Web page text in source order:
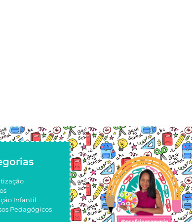
Infantil
Pedagógicos